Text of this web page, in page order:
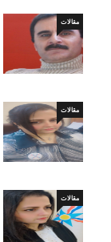
مقالات
مقالات
مقالات